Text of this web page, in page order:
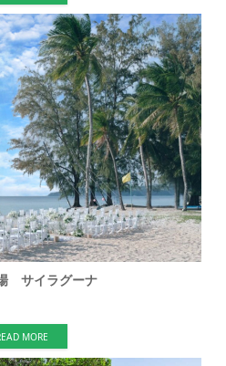
サイラグーナ
MORE